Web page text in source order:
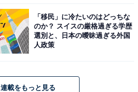
「移民」に冷たいのはどっちな
のか？ スイスの厳格過ぎる学歴
選別と、日本の曖昧過ぎる外国
人政策
連載をもっと見る